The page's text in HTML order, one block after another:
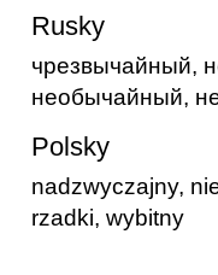
Rusky
чрезвычайный,
необычайный,
Polsky
nadzwyczajny,
rzadki, wybitny